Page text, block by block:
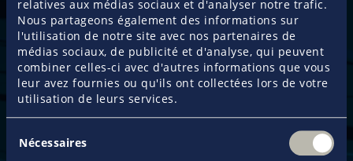
relatives aux médias sociaux et d'analyser notre trafic.
Nous partageons également des informations sur
l'utilisation de notre site avec nos partenaires de
médias sociaux, de publicité et d'analyse, qui peuvent
combiner celles-ci avec d'autres informations que vous
leur avez fournies ou qu'ils ont collectées lors de votre
utilisation de leurs services.
duNécessaires
35.000 spécialistes
composent notre réseau de professionnels,
permettant d'assurer un véritable service local et de
conseil dans le monde entier.